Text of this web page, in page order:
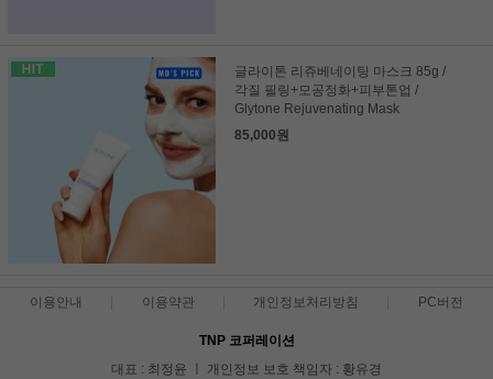
글라이톤 리쥬베네이팅 마스크 85g /
각질 필링+모공정화+피부톤업 /
Glytone Rejuvenating Mask
85,000원
이용안내 이용약관 개인정보처리방침 PC버전
TNP 코퍼레이션
대표 : 최정윤 ㅣ 개인정보 보호 책임자 : 황유경